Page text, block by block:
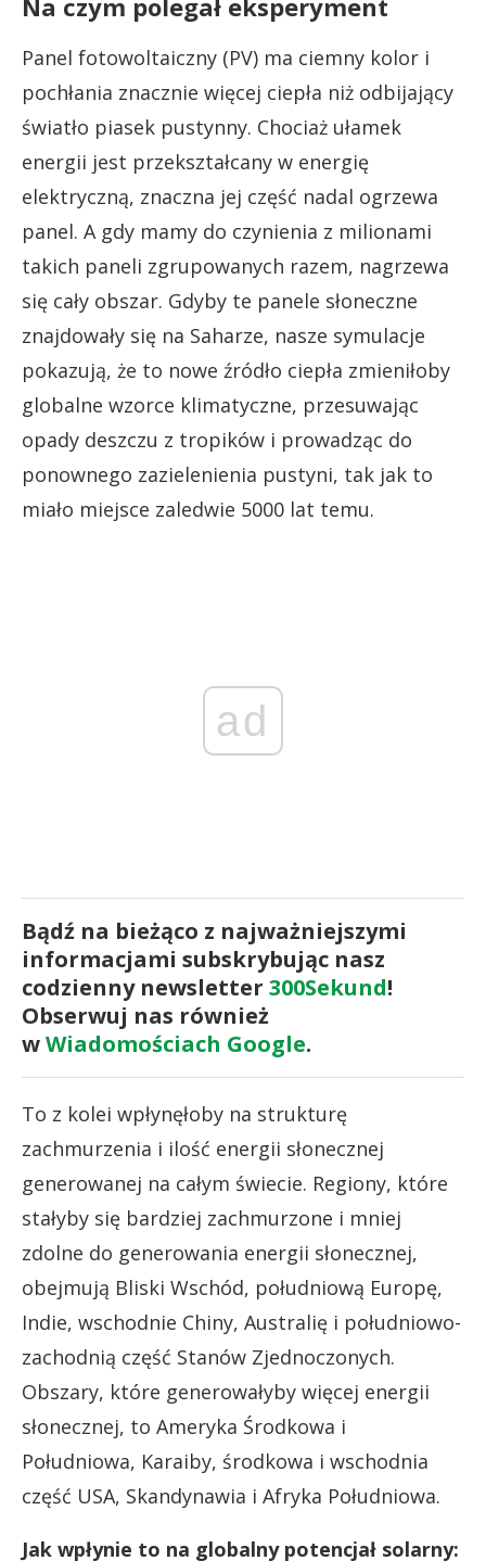
Panel fotowoltaiczny (PV) ma ciemny kolor i
pochłania znacznie więcej ciepła niż odbijający
światło piasek pustynny. Chociaż ułamek
energii jest przekształcany w energię
elektryczną, znaczna jej część nadal ogrzewa
panel. A gdy mamy do czynienia z milionami
takich paneli zgrupowanych razem, nagrzewa
się cały obszar. Gdyby te panele słoneczne
znajdowały się na Saharze, nasze symulacje
pokazują, że to nowe źródło ciepła zmieniłoby
globalne wzorce klimatyczne, przesuwając
opady deszczu z tropików i prowadząc do
ponownego zazielenienia pustyni, tak jak to
miało miejsce zaledwie 5000 lat temu.
ad
Bądź na bieżąco z najważniejszymi
informacjami subskrybując nasz
codzienny newsletter 300Sekund!
Obserwuj nas również
wWiadomościach Google.
To z kolei wpłynęłoby na strukturę
zachmurzenia i ilość energii słonecznej
generowanej na całym świecie. Regiony, które
stałyby się bardziej zachmurzone i mniej
zdolne do generowania energii słonecznej,
obejmują Bliski Wschód, południową Europę,
Indie, wschodnie Chiny, Australię i południowo-
zachodnią część Stanów Zjednoczonych.
Obszary, które generowałyby więcej energii
słonecznej, to Ameryka Środkowa i
Południowa, Karaiby, środkowa i wschodnia
część USA, Skandynawia i Afryka Południowa.
Jak wpłynie to na globalny potencjał solarny: